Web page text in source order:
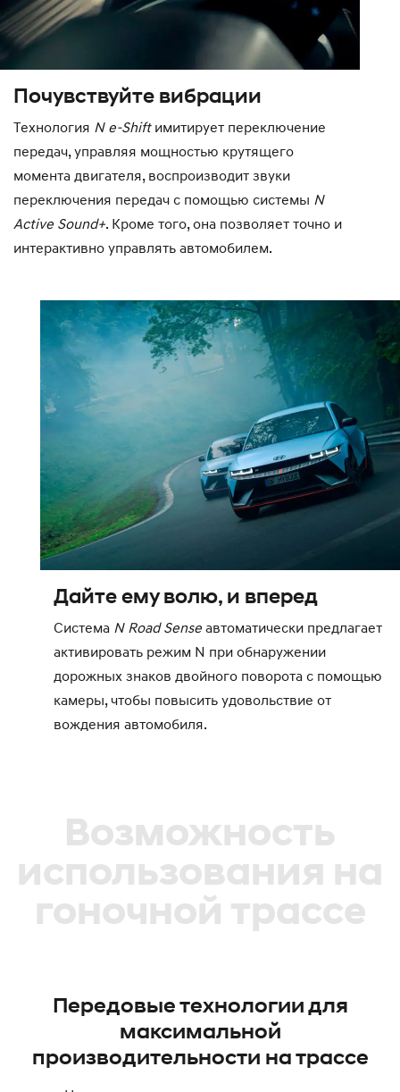
Почувствуйте вибрации
Технология N e-Shiftимитирует переключение
передач, управляя мощностью крутящего
момента двигателя, воспроизводит звуки
переключения передач с помощью системы N
Active Sound+. Кроме того, она позволяет точно и
интерактивно управлять автомобилем.
Дайте ему волю, и вперед
Система N Road Senseавтоматически предлагает
активировать режим N при обнаружении
дорожных знаков двойного поворота с помощью
камеры, чтобы повысить удовольствие от
вождения автомобиля.
Возможность
использования на
гоночной трассе
Передовые технологии для
максимальной
производительности на трассе